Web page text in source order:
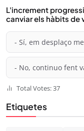
L'increment
canviar els hàbits de
- Sí, em desplaço
- No, continuo fent
Total Votes: 37
Etiquetes